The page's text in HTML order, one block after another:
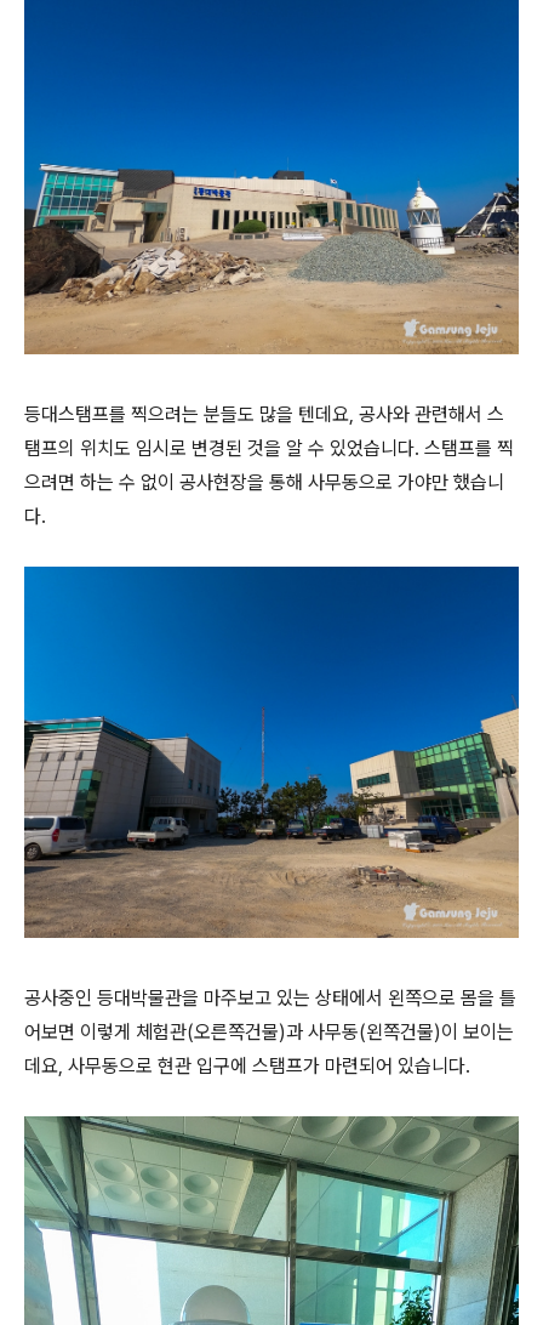
등대스탬프를 찍으려는 분들도 많을 텐데요, 공사와 관련해서 스
탬프의 위치도 임시로 변경된 것을 알 수 있었습니다. 스탬프를 찍
으려면 하는 수 없이 공사현장을 통해 사무동으로 가야만 했습니
다.
공사중인 등대박물관을 마주보고 있는 상태에서 왼쪽으로 몸을 틀
어보면 이렇게 체험관(오른쪽건물)과 사무동(왼쪽건물)이 보이는
데요, 사무동으로 현관 입구에 스탬프가 마련되어 있습니다.